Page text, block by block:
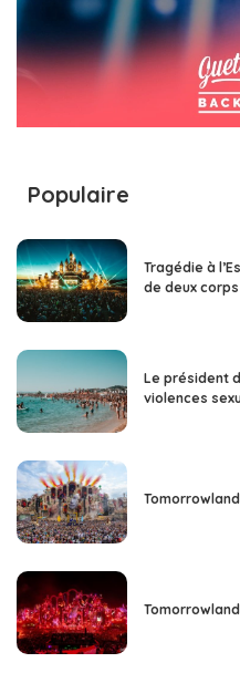
Populaire
Tragédie à
de deux corps
Le président
violences